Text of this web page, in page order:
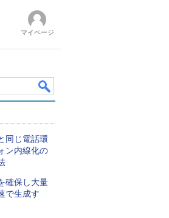
マイページ
同じ電話環
ン内線化の
確保し大量
で生成す